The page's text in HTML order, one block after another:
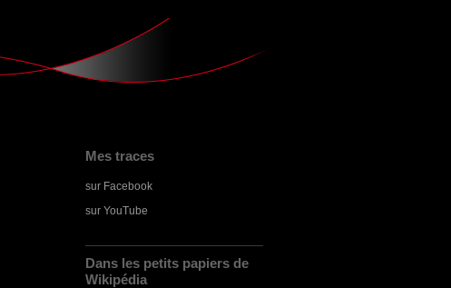
Mes traces
sur Facebook
sur YouTube
Dans les petits papiers de
Wikipédia